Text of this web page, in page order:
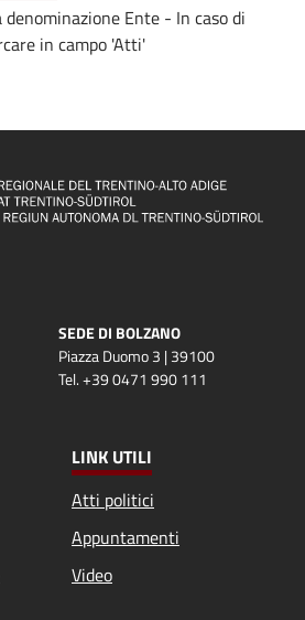
Ente - In caso di
in campo 'Atti'
SEDE DI BOLZANO
Piazza Duomo 3 | 39100
Tel. +39 0471 990 111
LINK UTILI
Atti politici
Appuntamenti
Video